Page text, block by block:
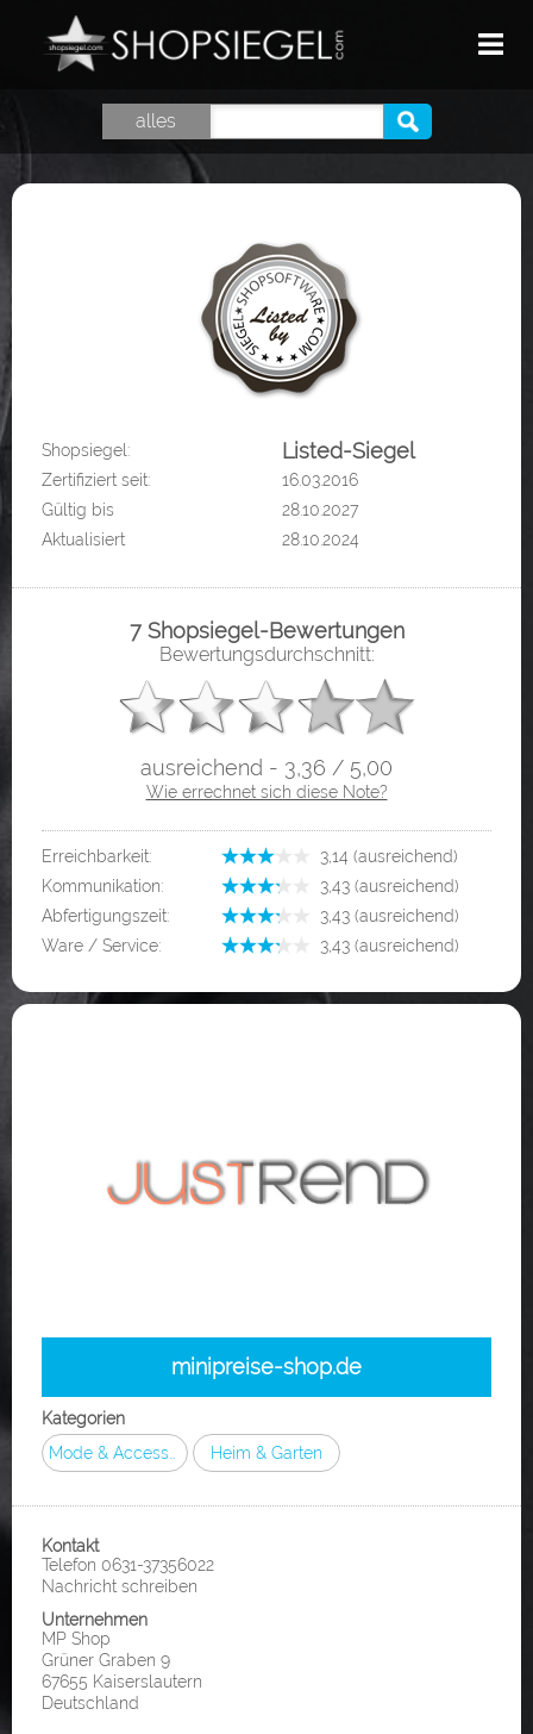
TOP SHOPS
alles
Shopsiegel: Listed-Siegel
Zertifiziert seit:
16.03.2016
Gültig bis
28.10.2027
Aktualisiert
28.10.2024
7 Shopsiegel-Bewertungen
Bewertungsdurchschnitt:
ausreichend - 3,36 / 5,00
Wie errechnet sich diese Note?
Erreichbarkeit:
­ 3,14 (ausreichend)
Kommunikation:
­ 3,43 (ausreichend)
Abfertigungszeit:
­ 3,43 (ausreichend)
Ware / Service:
­ 3,43 (ausreichend)
minipreise-shop.de
Kategorien
Heim & Garten
Kontakt
Telefon 0631-37356022
Nachricht schreiben
Unternehmen
MP Shop
Grüner Graben 9
67655 Kaiserslautern
Deutschland